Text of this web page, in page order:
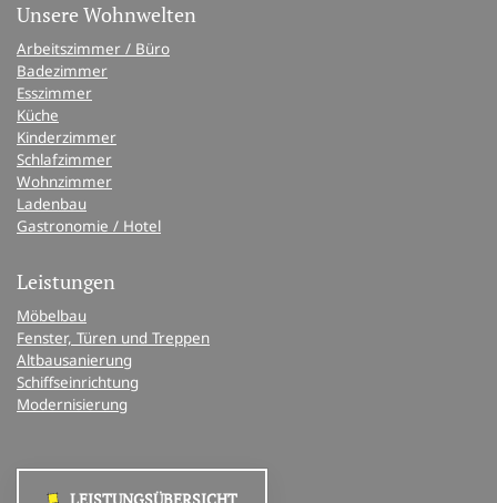
Unsere Wohnwelten
Arbeitszimmer / Büro
Badezimmer
Esszimmer
Küche
Kinderzimmer
Schlafzimmer
Wohnzimmer
Ladenbau
Gastronomie / Hotel
Leistungen
Möbelbau
Fenster, Türen und Treppen
Altbausanierung
Schiffseinrichtung
Modernisierung